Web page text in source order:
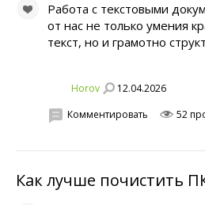
Работа с текстовыми
от нас не только умения
текст, но и грамотно
Horov 12.04.2026
Комментировать 52
Как лучше почистить